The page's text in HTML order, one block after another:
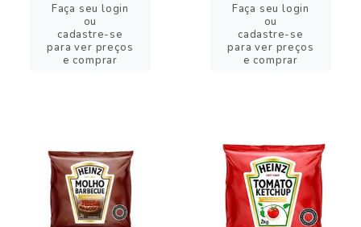
Faça seu login
ou
cadastre-se
para ver preços
e comprar
Faça seu login
ou
cadastre-se
para ver preços
e comprar